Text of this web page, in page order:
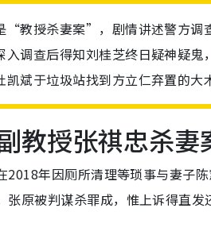
“教授杀妻案”，剧情讲述警方调
调查后得知刘桂芝终日疑神疑鬼
斌于垃圾站找到方立仁弃置的大
教授张祺忠杀妻
年因厕所清理等琐事与妻子
张原被判谋杀罪成，惟上诉得直